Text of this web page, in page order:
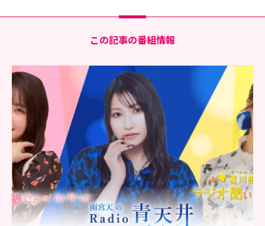
この記事の番組情報